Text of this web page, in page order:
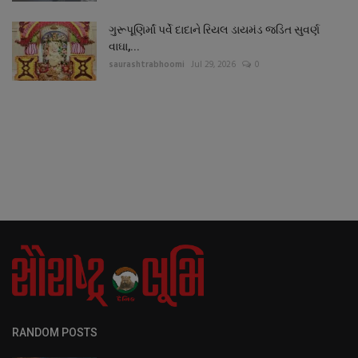
ગુરૂપૂણિર્માં પર્વે દાદાને રિયલ ડાયમંડ જડિત સુવર્ણ
વાઘા,...
saurashtrabhoomi Jul 29, 2026 0
RANDOM POSTS